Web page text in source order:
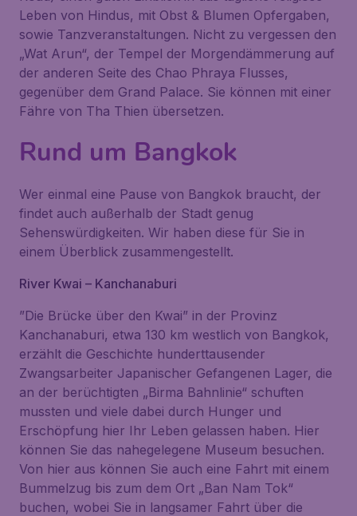
Leben von Hindus, mit Obst & Blumen Opfergaben,
sowie Tanzveranstaltungen. Nicht zu vergessen den
„Wat Arun“, der Tempel der Morgendämmerung auf
der anderen Seite des Chao Phraya Flusses,
gegenüber dem Grand Palace. Sie können mit einer
Fähre von Tha Thien übersetzen.
Rund um Bangkok
Wer einmal eine Pause von Bangkok braucht, der
findet auch außerhalb der Stadt genug
Sehenswürdigkeiten. Wir haben diese für Sie in
einem Überblick zusammengestellt.
River Kwai – Kanchanaburi
”Die Brücke über den Kwai” in der Provinz
Kanchanaburi, etwa 130 km westlich von Bangkok,
erzählt die Geschichte hunderttausender
Zwangsarbeiter Japanischer Gefangenen Lager, die
an der berüchtigten „Birma Bahnlinie“ schuften
mussten und viele dabei durch Hunger und
Erschöpfung hier Ihr Leben gelassen haben. Hier
können Sie das nahegelegene Museum besuchen.
Von hier aus können Sie auch eine Fahrt mit einem
Bummelzug bis zum dem Ort „Ban Nam Tok“
buchen, wobei Sie in langsamer Fahrt über die